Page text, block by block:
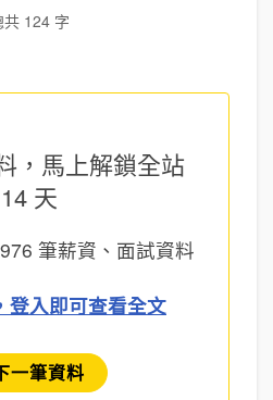
共 124 字
，馬上解鎖全站
14 天
筆薪資、面試資料
登入即可查看全文
一筆資料